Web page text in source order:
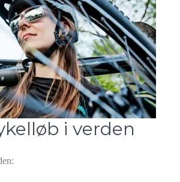
i verden